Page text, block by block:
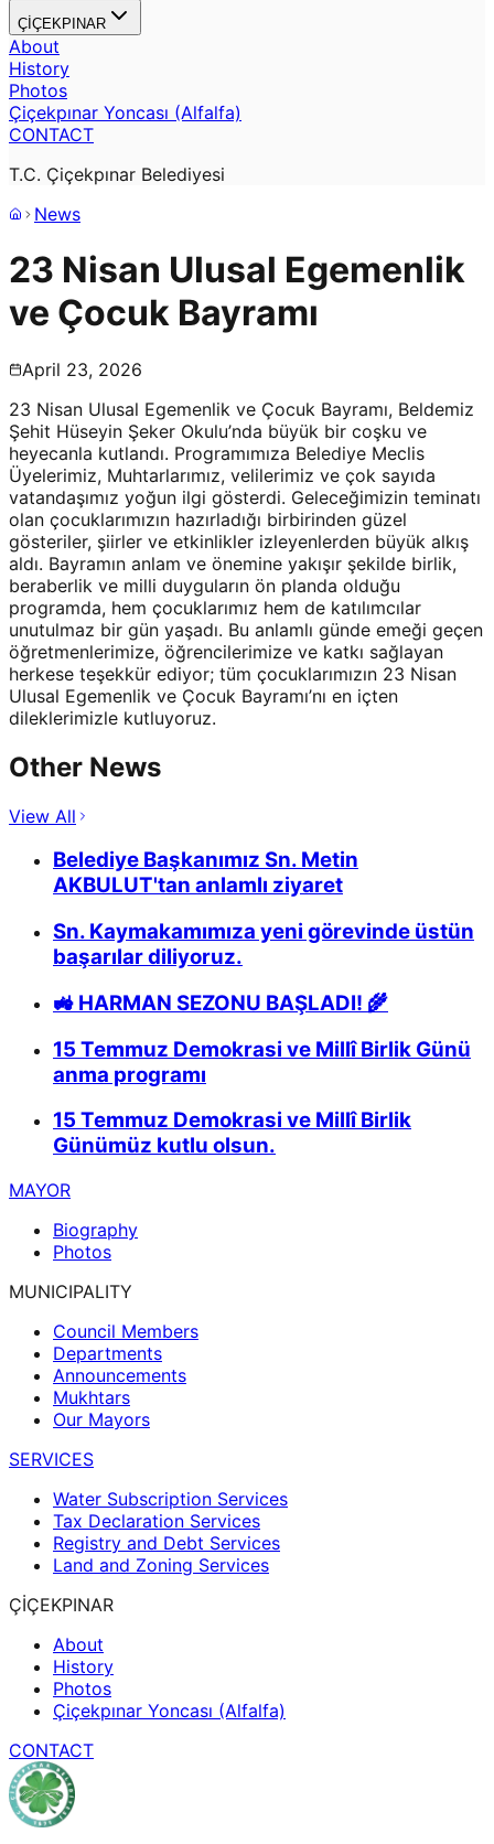
ÇİÇEKPINAR
About
History
Photos
Çiçekpınar Yoncası (Alfalfa)
CONTACT
T.C. Çiçekpınar Belediyesi
News
23 Nisan Ulusal Egemenlik
ve Çocuk Bayramı
April 23, 2026
23 Nisan Ulusal Egemenlik ve Çocuk Bayramı, Beldemiz
Şehit Hüseyin Şeker Okulu’nda büyük bir coşku ve
heyecanla kutlandı. Programımıza Belediye Meclis
Üyelerimiz, Muhtarlarımız, velilerimiz ve çok sayıda
vatandaşımız yoğun ilgi gösterdi. Geleceğimizin teminatı
olan çocuklarımızın hazırladığı birbirinden güzel
gösteriler, şiirler ve etkinlikler izleyenlerden büyük alkış
aldı. Bayramın anlam ve önemine yakışır şekilde birlik,
beraberlik ve milli duyguların ön planda olduğu
programda, hem çocuklarımız hem de katılımcılar
unutulmaz bir gün yaşadı. Bu anlamlı günde emeği geçen
öğretmenlerimize, öğrencilerimize ve katkı sağlayan
herkese teşekkür ediyor; tüm çocuklarımızın 23 Nisan
Ulusal Egemenlik ve Çocuk Bayramı’nı en içten
dileklerimizle kutluyoruz.
Other News
View All
Belediye Başkanımız Sn. Metin
AKBULUT'tan anlamlı ziyaret
Sn. Kaymakamımıza yeni görevinde üstün
başarılar diliyoruz.
🚜 HARMAN SEZONU BAŞLADI! 🌾
15 Temmuz Demokrasi ve Millî Birlik Günü
anma programı
15 Temmuz Demokrasi ve Millî Birlik
Günümüz kutlu olsun.
MAYOR
Biography
Photos
MUNICIPALITY
Council Members
Departments
Announcements
Mukhtars
Our Mayors
SERVICES
Water Subscription Services
Tax Declaration Services
Registry and Debt Services
Land and Zoning Services
ÇİÇEKPINAR
About
History
Photos
Çiçekpınar Yoncası (Alfalfa)
CONTACT